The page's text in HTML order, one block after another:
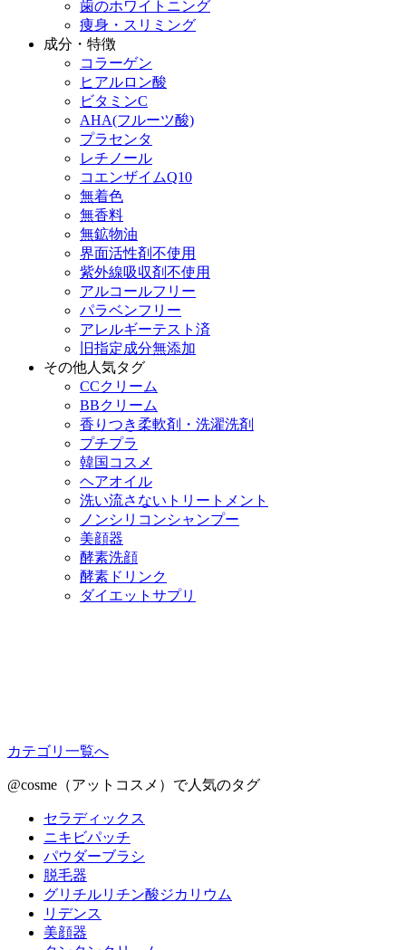
歯のホワイトニング
痩身・スリミング
成分・特徴
コラーゲン
ヒアルロン酸
ビタミンC
AHA(フルーツ酸)
プラセンタ
レチノール
コエンザイムQ10
無着色
無香料
無鉱物油
界面活性剤不使用
紫外線吸収剤不使用
アルコールフリー
パラベンフリー
アレルギーテスト済
旧指定成分無添加
その他人気タグ
CCクリーム
BBクリーム
香りつき柔軟剤・洗濯洗剤
プチプラ
韓国コスメ
ヘアオイル
洗い流さないトリートメント
ノンシリコンシャンプー
美顔器
酵素洗顔
酵素ドリンク
ダイエットサプリ
カテゴリ一覧へ
@cosme（アットコスメ）で人気のタグ
セラディックス
ニキビパッチ
パウダーブラシ
脱毛器
グリチルリチン酸ジカリウム
リデンス
美顔器